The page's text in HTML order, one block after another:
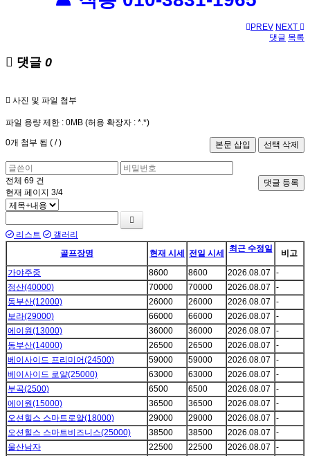
PREV NEXT
댓글 목록
댓글 0
사진 및 파일 첨부
파일 용량 제한 : 0MB (허용 확장자 : *.*)
0개 첨부 됨 ( /)
댓글 등록
전체 69 건
현재 페이지 3/4
리스트
갤러리
골프장명
현재 시세 전일 시세 최근 수정일
비고
가야주중
8600 8600 2026.08.07
-
정산(40000)
70000 70000 2026.08.07
-
동부산(12000)
26000 26000 2026.08.07
-
보라(29000)
66000 66000 2026.08.07
-
에이원(13000)
36000 36000 2026.08.07
-
동부산(14000)
26500 26500 2026.08.07
-
베이사이드 프리미어(24500)
59000 59000 2026.08.07
-
베이사이드 로얄(25000)
63000 63000 2026.08.07
-
부곡(2500)
6500 6500 2026.08.07
-
에이원(15000)
36500 36500 2026.08.07
-
오션힐스 스마트로얄(18000)
29000 29000 2026.08.07
-
오션힐스 스마트비즈니스(25000)
38500 38500 2026.08.07
-
울산남자
22500 22500 2026.08.07
-